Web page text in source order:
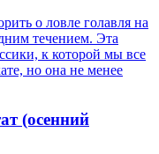
о ловле голавля на
течением. Эта
к которой мы все
но она не менее
(осенний